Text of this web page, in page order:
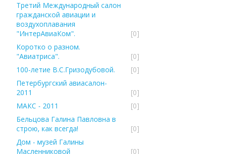
Третий Международный салон
гражданской авиации и
воздухоплавания
"ИнтерАвиаКом".
[0]
Коротко о разном.
"Авиатриса".
[0]
100-летие В.С.Гризодубовой.
[0]
Петербургский авиасалон-
2011
[0]
МАКС - 2011
[0]
Бельцова Галина Павловна в
строю, как всегда!
[0]
Дом - музей Галины
Масленниковой
[0]